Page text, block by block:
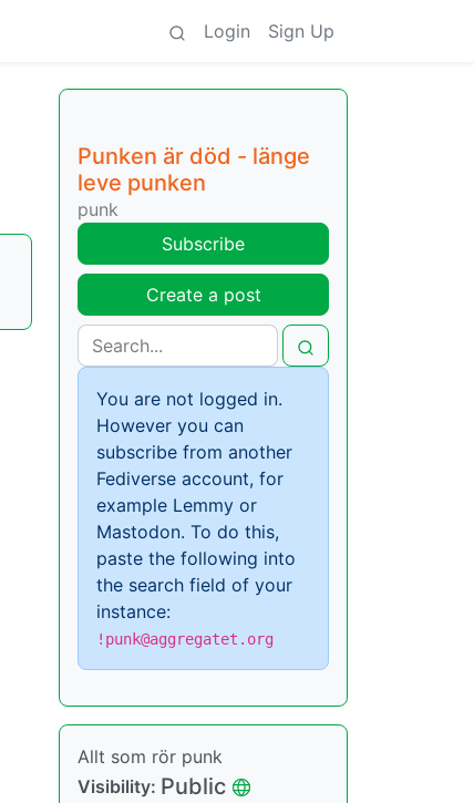
Login Sign Up
Punken är död - länge
leve punken
punk
Subscribe
Create a post
You are not logged in.
However you can
subscribe from another
Fediverse account, for
example Lemmy or
Mastodon. To do this,
paste the following into
the search field of your
instance:
!punk@aggregatet.org
Allt som rör punk
Visibility: Public